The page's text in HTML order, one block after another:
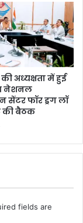
अध्यक्षता में हुई
नेशनल
सेंटर फॉर ड्रग लॉ
की बैठक
fields are